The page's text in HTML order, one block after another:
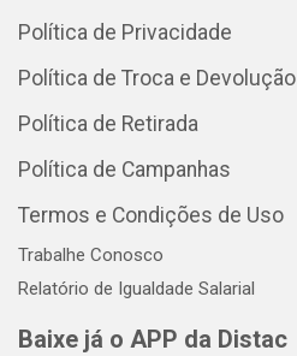
Política de Privacidade
Política de Troca e Devolução
Política de Retirada
Política de Campanhas
Termos e Condições de Uso
Trabalhe Conosco
Relatório de Igualdade Salarial
Baixe já o APP da Distac